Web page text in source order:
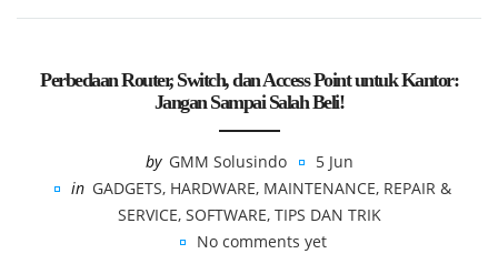
Perbedaan Router, Switch, dan Access Point untuk Kantor:
Jangan Sampai Salah Beli!
by GMM Solusindo
5 Jun
in GADGETS, HARDWARE, MAINTENANCE, REPAIR &
SERVICE, SOFTWARE, TIPS DAN TRIK
No comments yet